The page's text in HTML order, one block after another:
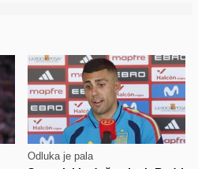
Odluka je pala